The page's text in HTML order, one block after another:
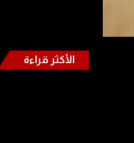
الأكثر قراءة